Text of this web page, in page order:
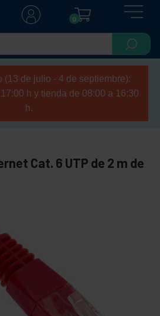
0
(13 de julio - 4 de septiembre):
h y tienda de 08:00 a 16:30
h.
Cat. 6 UTP de 2 m de